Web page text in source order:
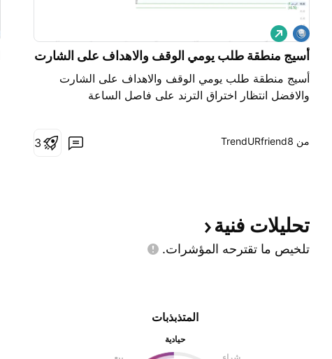
أسيج منطقة طلب يومي الوقف والاهداف على الشارت
أسيج منطقة طلب يومي الوقف والاهداف على الشارت
والافضل انتظار اختراق الترند على فاصل الساعة
ش
ر
ا
ء
من ‎TrendURfriend8‎ 3
تحليلات فنية
تلخيص ما تقترحه المؤشرات.
المتذبذبات
حيادية